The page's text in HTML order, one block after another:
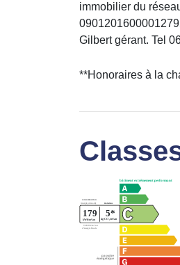
immobilier du
Gilbert gérant. Tel
**Honoraires à la